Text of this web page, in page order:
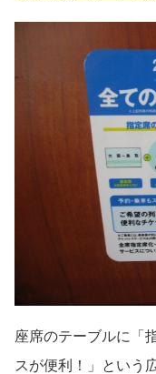
座席のテーブルに「
スが便利！」という